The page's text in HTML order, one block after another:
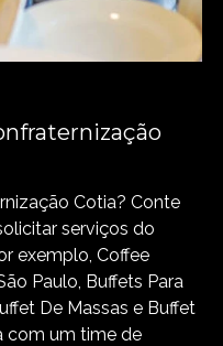
Cotia? Conte
serviços do
exemplo, Coffee
Paulo, Buffets Para
De Massas e Buffet
com um time de